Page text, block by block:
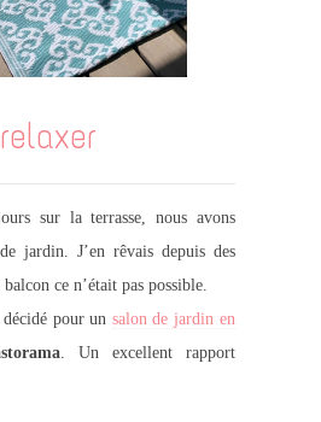
sur la terrasse, nous avons
jardin. J’en rêvais depuis des
ce n’était pas possible.
décidé pour un salon de jardin en
. Un excellent rapport